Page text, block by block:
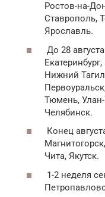
Ростов-на-
Ставрополь,
Ярославль.
До 28
Нижний
Тюмень,
Челябинск.
Конец
Чита, Якутск.
1-2 неделя